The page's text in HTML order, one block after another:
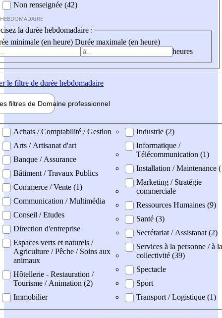
Non renseignée (42)
la durée hebdomadaire :
minimale (en heure) Durée maximale (en heure)
heures
le filtre de durée hebdomadaire
filtres de Domaine professionnel
professionel
Achats / Comptabilité / Gestion
Arts / Artisanat d'art
Banque / Assurance
Bâtiment / Travaux Publics
Commerce / Vente (1)
Communication / Multimédia
Conseil / Etudes
Direction d'entreprise
Espaces verts et naturels /
Agriculture / Pêche / Soins aux
animaux
Hôtellerie - Restauration /
Tourisme / Animation (2)
Immobilier
Industrie (2)
Informatique /
Télécommunication (1)
Installation / Maintenance
Marketing / Stratégie
commerciale
Ressources Humaines (9)
Santé (3)
Secrétariat / Assistanat (2)
Services à la personne / à la
collectivité (39)
Spectacle
Sport
Transport / Logistique (1)